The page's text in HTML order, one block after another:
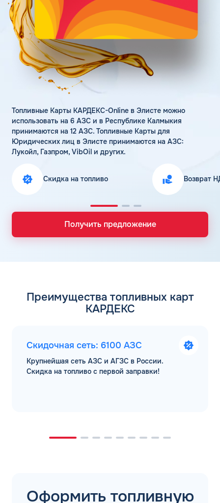
Статьи
Цена бензина и ДТ
Личный кабинет
Карта АЗС
Получить консультацию
Топливные Карты КАРДЕКС-Online в Элисте можно
использовать на 6 АЗС и в Республике Калмыкия
принимаются на 12 АЗС. Топливные Карты для
Юридических лиц в Элисте принимаются на АЗС:
Лукойл, Газпром, VibOil и других.
Скидка на топливо Возврат
Получить предложение
Преимущества топливных карт
КАРДЕКС
Скидочная сеть: 6100 АЗС
Крупнейшая сеть АЗС и АГЗС в России.
Скидка на топливо с первой заправки!
Оформить топливную